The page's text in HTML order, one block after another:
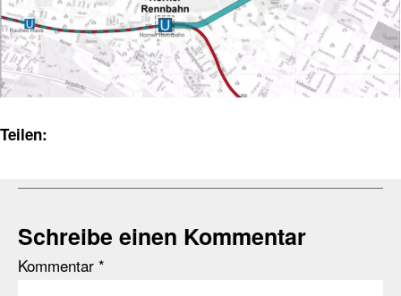
Teilen:
Schreibe einen Kommentar
Kommentar *